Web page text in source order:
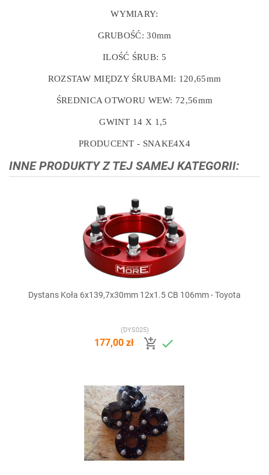
WYMIARY:
GRUBOŚĆ: 30mm
ILOŚĆ ŚRUB: 5
ROZSTAW MIĘDZY ŚRUBAMI: 120,65mm
ŚREDNICA OTWORU WEW: 72,56mm
GWINT 14 X 1,5
PRODUCENT - SNAKE4X4
INNE PRODUKTY Z TEJ SAMEJ KATEGORII:
Dystans Koła 6x139,7x30mm 12x1.5 CB 106mm - Toyota
(DYS025)
177,00 zł  